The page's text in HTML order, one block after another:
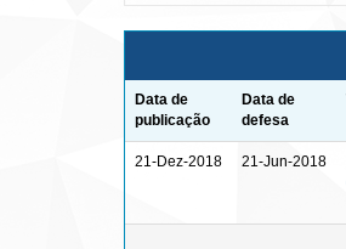
Data de
publicação
Data de
defesa
21-Dez-2018 21-Jun-2018